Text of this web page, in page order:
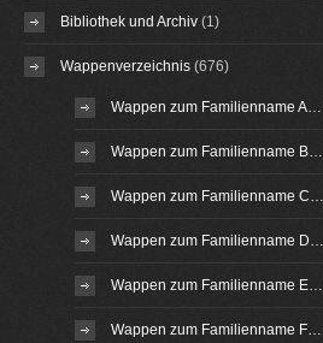
Bibliothek und Archiv (1)
Wappenverzeichnis (676)
Wappen zum Familienname A…
Wappen zum Familienname B…
Wappen zum Familienname C…
Wappen zum Familienname D…
Wappen zum Familienname E…
Wappen zum Familienname F…